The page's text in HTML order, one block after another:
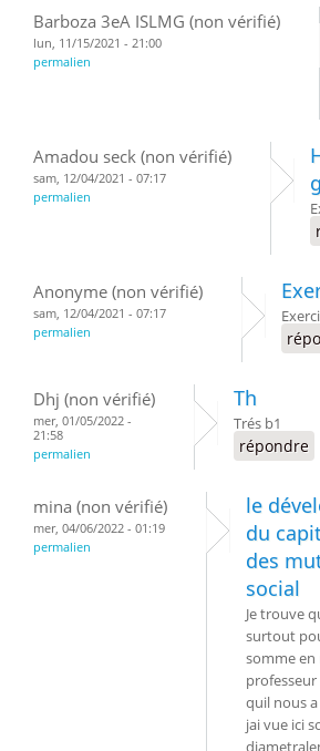
Barboza 3eA ISLMG (non vérifié)
lun, 11/15/2021 - 21:00
permalien
Amadou seck (non vérifié)
sam, 12/04/2021 - 07:17
permalien
Anonyme (non vérifié)
sam, 12/04/2021 - 07:17
permalien
Dhj (non vérifié)
mer, 01/05/2022 -
21:58
permalien
Th
Trés b1
répondre
mina (non vérifié)
mer, 04/06/2022 - 01:19
permalien
le
du
des
social
Je trouve
surtout
somme
professeur
quil nous
jai vue ici